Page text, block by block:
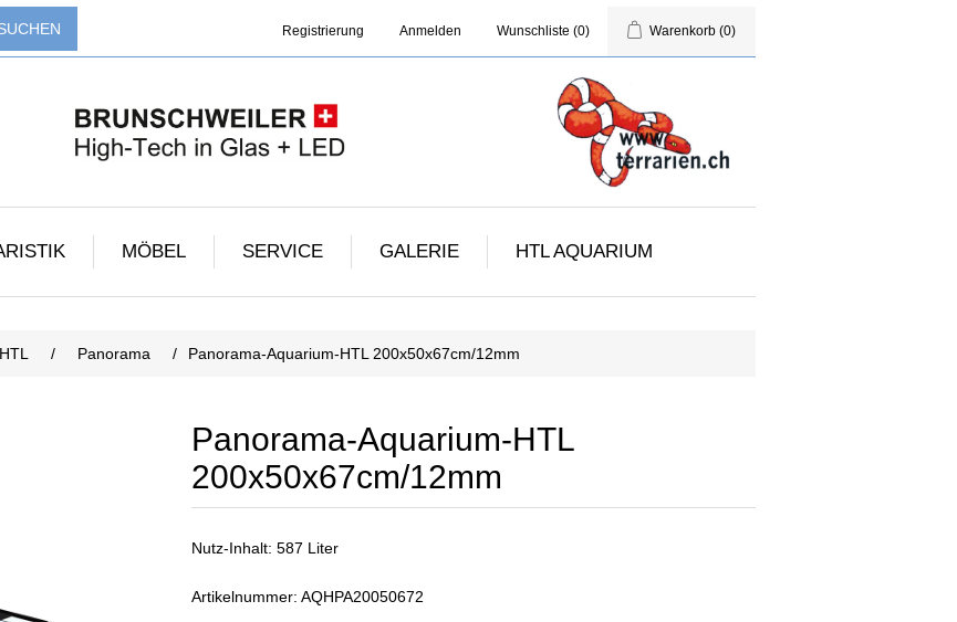
Registrierung Anmelden Wunschliste (0) Warenkorb (0)
MÖBEL SERVICE GALERIE HTL AQUARIUM
/ Panorama / Panorama-Aquarium-HTL 200x50x67cm/12mm
Panorama-Aquarium-HTL
200x50x67cm/12mm
Nutz-Inhalt: 587 Liter
Artikelnummer: AQHPA20050672